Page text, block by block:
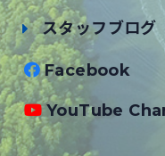
スタッフブログ
Facebook
YouTube